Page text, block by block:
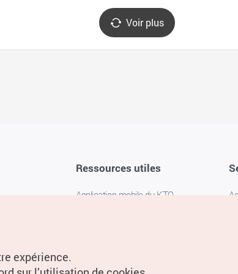
Voir plus
Ressources utiles
Application mobile du KTO
expérience.